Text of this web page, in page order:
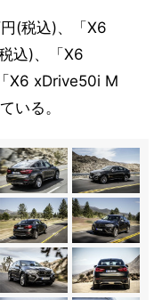
(税込)、「X6
込)、「X6
X6 xDrive50i M
いる。